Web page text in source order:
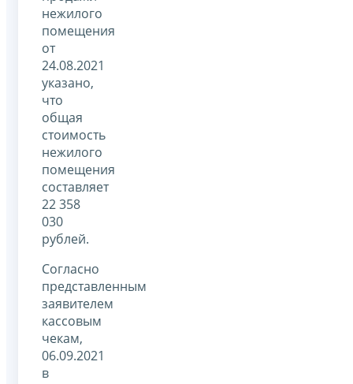
нежилого
помещения
от
24.08.2021
указано,
что
общая
стоимость
нежилого
помещения
составляет
22 358
030
рублей.
Согласно
представленным
заявителем
кассовым
чекам,
06.09.2021
в